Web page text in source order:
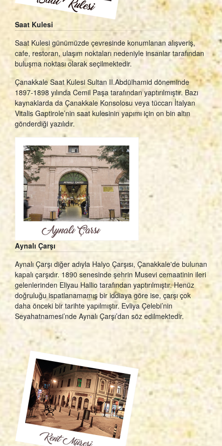
Saat Kulesi
Saat Kulesi günümüzde çevresinde konumlanan alışveriş,
cafe, restoran, ulaşım noktaları nedeniyle insanlar tarafından
buluşma noktası olarak seçilmektedir.
Çanakkale Saat Kulesi Sultan II.Abdülhamid döneminde
1897-1898 yılında Cemil Paşa tarafından yaptırılmıştır. Bazı
kaynaklarda da Çanakkale Konsolosu veya tüccarı İtalyan
Vitalis Gaptirole’nin saat kulesinin yapımı için on bin altın
gönderdiği yazılıdır.
Aynalı Çarşı
Aynalı Çarşı diğer adıyla Halyo Çarşısı, Çanakkale'de bulunan
kapalı çarşıdır. 1890 senesinde şehrin Musevi cemaatinin ileri
gelenlerinden Eliyau Hallio tarafından yaptırılmıştır. Henüz
doğruluğu ispatlanamamış bir iddiaya göre ise, çarşı çok
daha önceki bir tarihte yapılmıştır. Evliya Çelebi’nin
Seyahatnamesi’nde Aynalı Çarşı’dan söz edilmektedir.